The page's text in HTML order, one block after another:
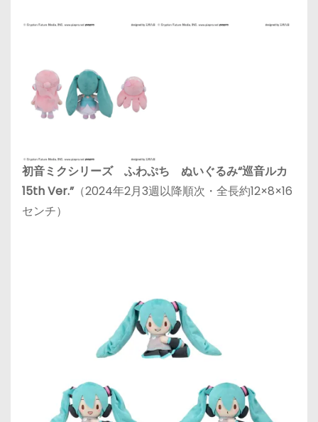
初音ミクシリーズ ふわぷち ぬいぐるみ“巡音ルカ
15th Ver.”（2024年2月3週以降順次・全長約12×8×16
センチ）